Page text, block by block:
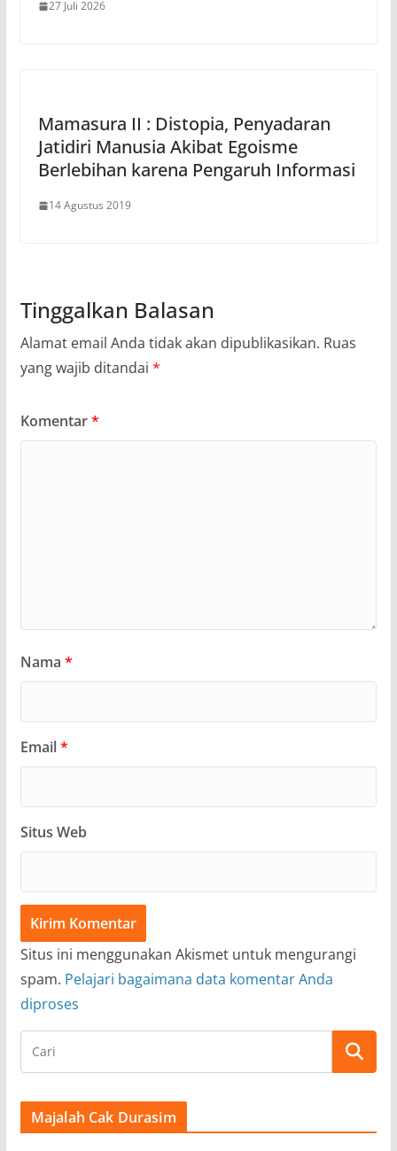
27 Juli 2026
Mamasura II : Distopia, Penyadaran
Jatidiri Manusia Akibat Egoisme
Berlebihan karena Pengaruh Informasi
14 Agustus 2019
Tinggalkan Balasan
Alamat email Anda tidak akan dipublikasikan. Ruas
yang wajib ditandai *
Komentar*
Nama *
Email*
Situs Web
Situs ini menggunakan Akismet untuk mengurangi
spam. Pelajari bagaimana data komentar Anda
diproses
Majalah Cak Durasim